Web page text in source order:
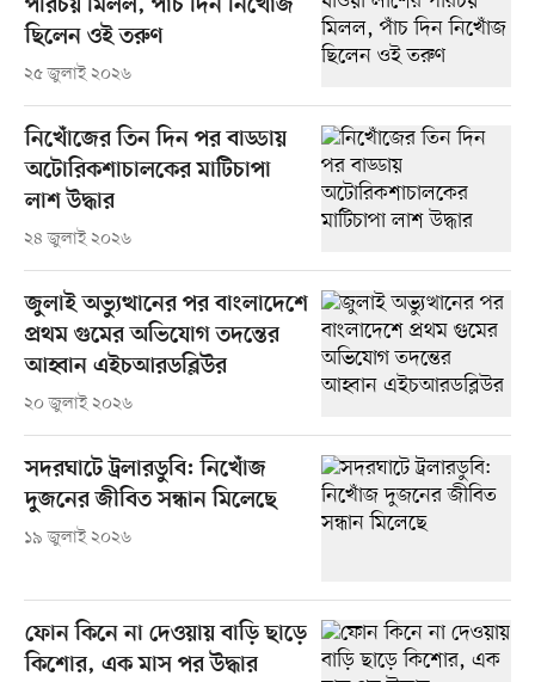
পরিচয় মিলল, পাঁচ দিন নিখোঁজ
ছিলেন ওই তরুণ
২৫ জুলাই ২০২৬
নিখোঁজের তিন দিন পর বাড্ডায়
অটোরিকশাচালকের মাটিচাপা
লাশ উদ্ধার
২৪ জুলাই ২০২৬
জুলাই অভ্যুত্থানের পর বাংলাদেশে
প্রথম গুমের অভিযোগ তদন্তের
আহ্বান এইচআরডব্লিউর
২০ জুলাই ২০২৬
সদরঘাটে ট্রলারডুবি: নিখোঁজ
দুজনের জীবিত সন্ধান মিলেছে
১৯ জুলাই ২০২৬
ফোন কিনে না দেওয়ায় বাড়ি ছাড়ে
কিশোর, এক মাস পর উদ্ধার